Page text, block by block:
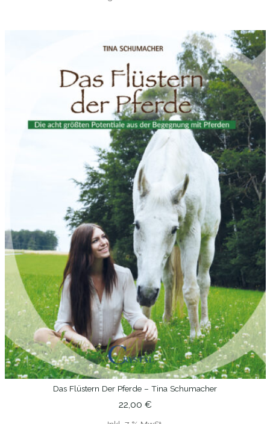
IN DEN WARENKORB
Das Flüstern Der Pferde – Tina Schumacher
22,00 €